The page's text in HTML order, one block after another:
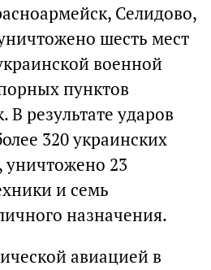
Селидово,
шесть мест
военной
пунктов
В результате ударов
320 украинских
23
и семь
назначения.
авиацией в